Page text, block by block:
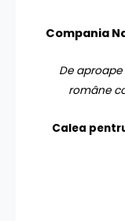
Compania
De
române
Calea